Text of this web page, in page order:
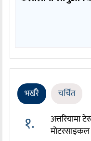
भर्खरै चर्चित
१.
अत्तरियामा